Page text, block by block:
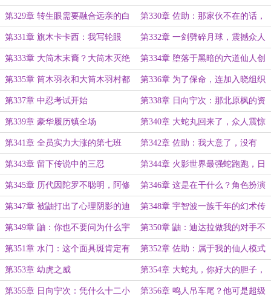
人 是我疯了？
第329章 转生眼需要融合远亲的白
眼么？
第330章 佐助：那家伙不在的话，
能守护村子的也只有我了
第331章 旗木卡卡西：我写轮眼
呢？我那么大一只写轮眼呢？
第332章 一剑劈碎月球，震撼众人
第333章 大筒木末裔？大筒木灭绝
了？
第334章 堕落于黑暗的六道仙人创
造的世界啊，毁灭吧
第335章 筒木羽衣和大筒木羽村都
没死
第336章 为了保命，连加入晓组织
这样的话都说出来了
第337章 中忍考试开始 第338章 日向宁次：那北原枫的资
料有么？
第339章 豪华履历镇全场 第340章 大蛇丸回来了，众人震惊
第341章 全员实力大涨的第七班 第342章 佐助：我大意了，没有
闪！难道我真是晴天助？
第343章 留下传说中的三忍 第344章 火影世界最强蛇跑跑，日
记再更新
第345章 历代因陀罗不聪明，阿修
罗也差不多啊
第346章 这是在干什么？角色扮演
么？
第347章 被鼬打出了心理阴影的迪
达拉
第348章 宇智波一族千年的幻术传
统
第349章 鼬：你也不要问为什么宇
智波一族差点没了！振兴宇智波就完
了！
第350章 鼬：迪达拉做我的对手不
够格
第351章 水门：这个面具斑肯定有
阴谋
第352章 佐助：属于我的仙人模式
第353章 幼虎之威 第354章 大蛇丸，你好大的胆子，
竟然敢出现在我的面前？
第355章 日向宁次：凭什么十二小 第356章 鸣人吊车尾？他可是超级